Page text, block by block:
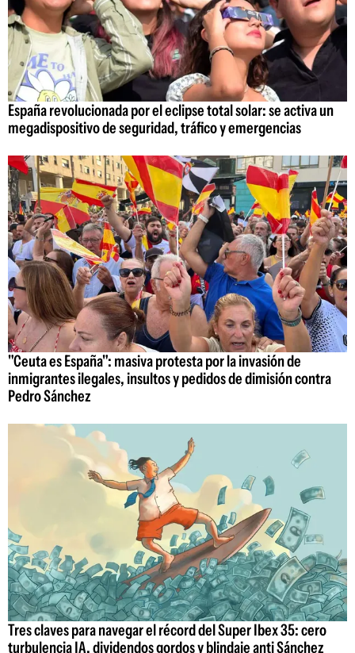
España revolucionada por el eclipse total solar: se activa un
megadispositivo de seguridad, tráfico y emergencias
"Ceuta es España": masiva protesta por la invasión de
inmigrantes ilegales, insultos y pedidos de dimisión contra
Pedro Sánchez
Tres claves para navegar el récord del Super Ibex 35: cero
turbulencia IA, dividendos gordos y blindaje anti Sánchez